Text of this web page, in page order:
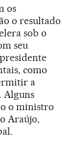
os
o resultado
sob o
seu
como
a
Alguns
o ministro
Araújo,